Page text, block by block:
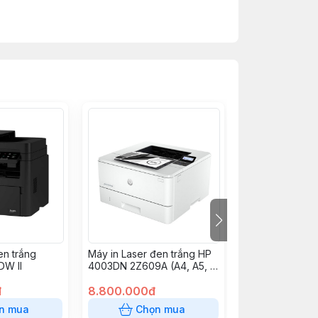
trắng
II
mua
Máy in Laser đen trắng HP
4003DN 2Z609A (A4, A5, in
8.800.000đ
Chọn mua